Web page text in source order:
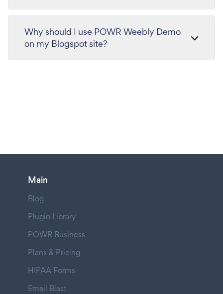
Why should I use POWR Weebly Demo
on my Blogspot site?
Main
Blog
Plugin Library
POWR Business
Plans & Pricing
HIPAA Forms
Email Blast